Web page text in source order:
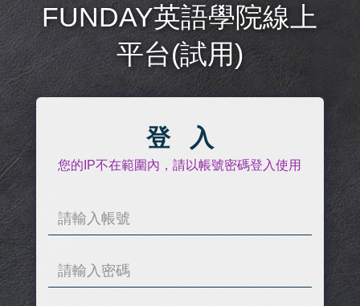
FUNDAY英語學院線上
平台(試用)
登 入
您的IP不在範圍內，請以帳號密碼登入使用